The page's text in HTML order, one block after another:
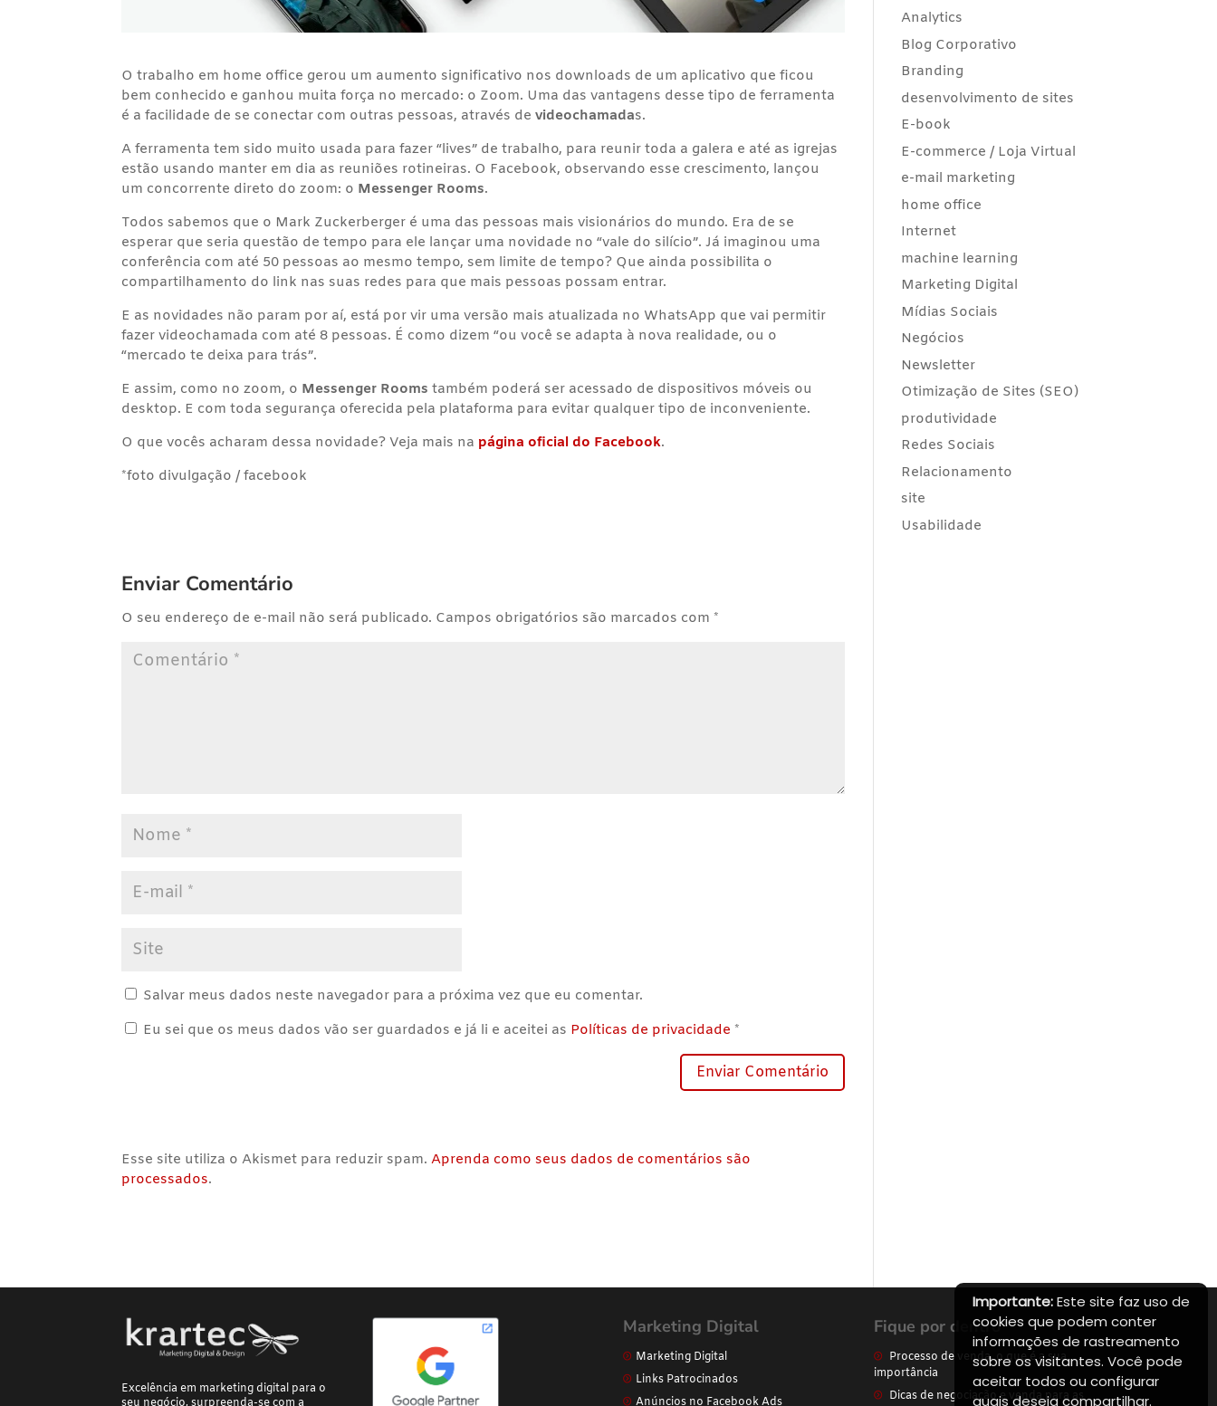
O trabalho em home office gerou um aumento significativo nos downloads de um aplicativo que ficou
bem conhecido e ganhou muita força no mercado: o Zoom. Uma das vantagens desse tipo de ferramenta
é a facilidade de se conectar com outras pessoas, através devideochamadas.
A ferramenta tem sido muito usada para fazer “lives” de trabalho, para reunir toda a galera e até as igrejas
estão usando manter em dia as reuniões rotineiras. O Facebook, observando esse crescimento, lançou
um concorrente direto do zoom: o Messenger Rooms.
Todos sabemos que o Mark Zuckerberger é uma das pessoas mais visionários do mundo. Era de se
esperar que seria questão de tempo para ele lançar uma novidade no “vale do silício”. Já imaginou uma
conferência com até 50 pessoas ao mesmo tempo, sem limite de tempo? Que ainda possibilita o
compartilhamento do link nas suas redes para que mais pessoas possam entrar.
E as novidades não param por aí, está por vir uma versão mais atualizada no WhatsApp que vai permitir
fazer videochamada com até 8 pessoas. É como dizem “ou você se adapta à nova realidade, ou o
“mercado te deixa para trás”.
E assim, como no zoom, o Messenger Rooms também poderá ser acessado de dispositivos móveis ou
desktop. E com toda segurança oferecida pela plataforma para evitar qualquer tipo de inconveniente.
O que vocês acharam dessa novidade? Veja mais na página oficial do Facebook.
*foto divulgação / facebook
Enviar Comentário
O seu endereço de e-mail não será publicado. Campos obrigatórios são marcados com*
Salvar meus dados neste navegador para a próxima vez que eu comentar.
Eu sei que os meus dados vão ser guardados e já li e aceitei as Políticas de privacidade *
Esse site utiliza o Akismet para reduzir spam.Aprenda como seus dados de comentários são
processados.
Analytics
Blog Corporativo
Branding
desenvolvimento de sites
E-book
E-commerce / Loja Virtual
e-mail marketing
home office
Internet
machine learning
Marketing Digital
Mídias Sociais
Negócios
Newsletter
Otimização de Sites (SEO)
produtividade
Redes Sociais
Relacionamento
site
Usabilidade
Excelência em marketing digital para o
seu negócio, surpreenda-se com a
Marketing Digital
Marketing Digital
Links Patrocinados
Anúncios no Facebook Ads
Fique por dentro
Processo de venda, o que é a sua
importância
Dicas de negociação e venda para as
Importante:Este site faz uso de
cookies que podem conter
informações de rastreamento
sobre os visitantes. Você pode
aceitar todos ou configurar
quais deseja compartilhar.